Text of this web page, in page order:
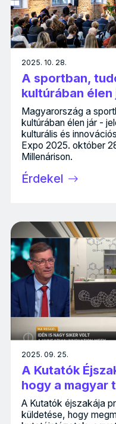
2025. 10. 28.
A sportban,
kultúrában élen
Magyarország a
kultúrában élen jár -
kulturális és
Expo 2025. október
Millenárison.
Érdekel
2025. 09. 25.
A Kutatók
hogy a magyar
A Kutatók éjszakája
küldetése, hogy